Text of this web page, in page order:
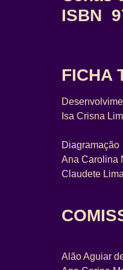
ISBN
FICHA
Isa Crisna
Diagramação
Ana Carolina
Claudete Lima
Alão Aguiar